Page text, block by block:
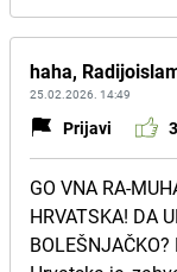
haha,
25.02.2026. 14:49
Prijavi 3
GO VNA RA-
HRVATSKA! DA